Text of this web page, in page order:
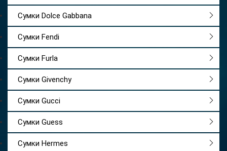
Сумки Dolce Gabbana
Сумки Fendi
Сумки Furla
Сумки Givenchy
Сумки Gucci
Сумки Guess
Сумки Hermes